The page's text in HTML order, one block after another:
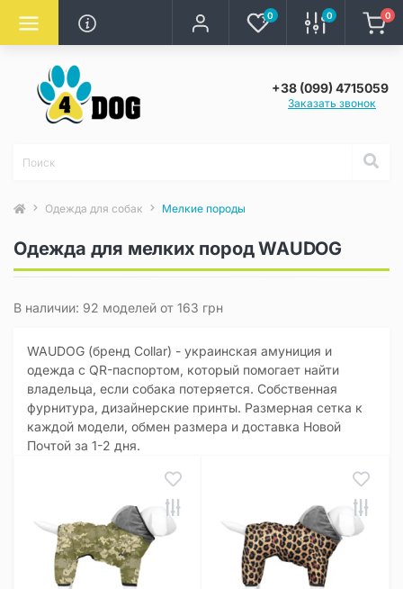
0 0 0
+38 (099) 4715059
Заказать звонок
Одежда для собак Мелкие породы
Одежда для мелких пород WAUDOG
В наличии: 92 моделей от 163 грн
WAUDOG (бренд Collar) - украинская амуниция и
одежда с QR-паспортом, который помогает найти
владельца, если собака потеряется. Собственная
фурнитура, дизайнерские принты. Размерная сетка к
каждой модели, обмен размера и доставка Новой
Почтой за 1-2 дня.